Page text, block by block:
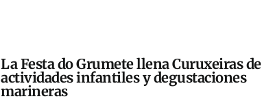
La Festa do Grumete llena Curuxeiras de
actividades infantiles y degustaciones
marineras